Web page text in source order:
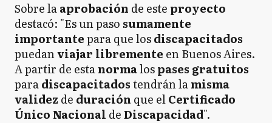
Sobre laaprobación de este proyecto
destacó: "Es un paso sumamente
importantepara que losdiscapacitados
puedanviajar libremente en Buenos Aires.
A partir de estanormalospases gratuitos
paradiscapacitadostendrán lamisma
validez de duración que elCertificado
Único Nacional deDiscapacidad".